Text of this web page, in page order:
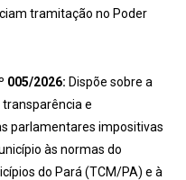
tramitação no Poder
005/2026: Dispõe sobre a
e
parlamentares impositivas
às normas do
do Pará (TCM/PA) e à